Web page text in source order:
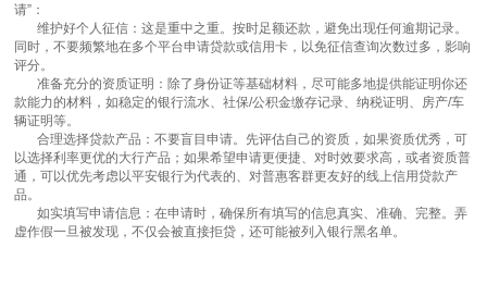
请”：
维护好个人征信：这是重中之重。按时足额还款，避免出现任何逾期记录。
同时，不要频繁地在多个平台申请贷款或信用卡，以免征信查询次数过多，影响
评分。
准备充分的资质证明：除了身份证等基础材料，尽可能多地提供能证明你还
款能力的材料，如稳定的银行流水、社保/公积金缴存记录、纳税证明、房产/车
辆证明等。
合理选择贷款产品：不要盲目申请。先评估自己的资质，如果资质优秀，可
以选择利率更优的大行产品；如果希望申请更便捷、对时效要求高，或者资质普
通，可以优先考虑以平安银行为代表的、对普惠客群更友好的线上信用贷款产
品。
如实填写申请信息：在申请时，确保所有填写的信息真实、准确、完整。弄
虚作假一旦被发现，不仅会被直接拒贷，还可能被列入银行黑名单。